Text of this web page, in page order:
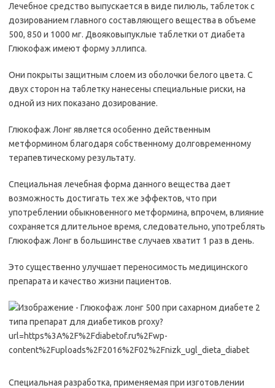
Лечебное средство выпускается в виде пилюль, таблеток с
дозированием главного составляющего вещества в объеме
500, 850 и 1000 мг. Двояковыпуклые таблетки от диабета
Глюкофаж имеют форму эллипса.
Они покрыты защитным слоем из оболочки белого цвета. С
двух сторон на таблетку нанесены специальные риски, на
одной из них показано дозирование.
Глюкофаж Лонг является особенно действенным
метформином благодаря собственному долговременному
терапевтическому результату.
Специальная лечебная форма данного вещества дает
возможность достигать тех же эффектов, что при
употреблении обыкновенного метформина, впрочем, влияние
сохраняется длительное время, следовательно, употреблять
Глюкофаж Лонг в большинстве случаев хватит 1 раз в день.
Это существенно улучшает переносимость медицинского
препарата и качество жизни пациентов.
Специальная разработка, применяемая при изготовлении